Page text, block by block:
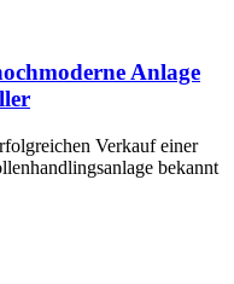
Anlage
Verkauf einer
bekannt